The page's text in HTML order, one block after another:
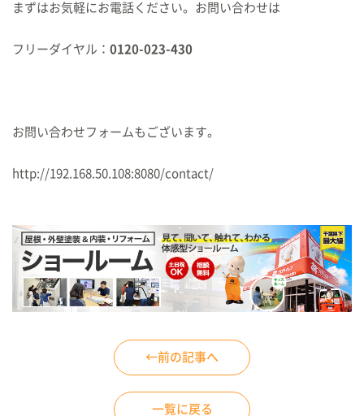
まずはお気軽にお電話ください。お問い合わせは
フリーダイヤル： 0120-023-430
お問い合わせフォームもございます。
http://192.168.50.108:8080/contact/
←前の記事へ
一覧に戻る